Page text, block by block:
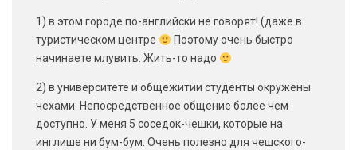
1) в этом городе по-английски не говорят! (даже в
туристическом центре
Поэтому очень быстро
начинаете млувить. Жить-то надо
2) в университете и общежитии студенты окружены
чехами. Непосредственное общение более чем
доступно. У меня 5 соседок-чешки, которые на
инглише ни бум-бум. Очень полезно для чешского-